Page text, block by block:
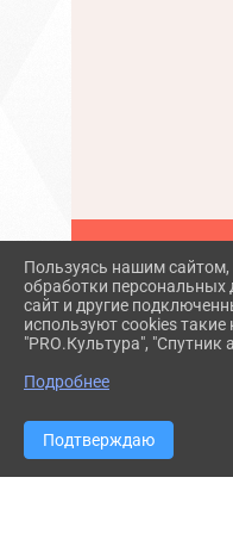
Есть
Напишите нам
Пользуясь нашим сайтом,
обработки персональных
сайт и другие
используют cookies такие
"PRO.Культура", "Спутник
Подробнее
Подтверждаю